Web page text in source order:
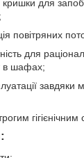
кришки для
повітряних
для
в шафах;
завдяки